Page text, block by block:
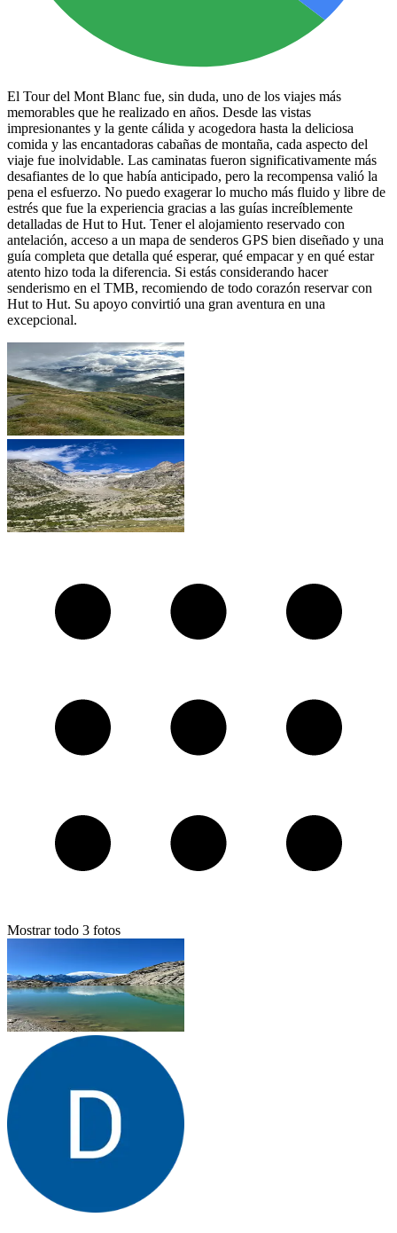
El Tour del Mont Blanc fue, sin duda, uno de los viajes más
memorables que he realizado en años. Desde las vistas
impresionantes y la gente cálida y acogedora hasta la deliciosa
comida y las encantadoras cabañas de montaña, cada aspecto del
viaje fue inolvidable. Las caminatas fueron significativamente más
desafiantes de lo que había anticipado, pero la recompensa valió la
pena el esfuerzo. No puedo exagerar lo mucho más fluido y libre de
estrés que fue la experiencia gracias a las guías increíblemente
detalladas de Hut to Hut. Tener el alojamiento reservado con
antelación, acceso a un mapa de senderos GPS bien diseñado y una
guía completa que detalla qué esperar, qué empacar y en qué estar
atento hizo toda la diferencia. Si estás considerando hacer
senderismo en el TMB, recomiendo de todo corazón reservar con
Hut to Hut. Su apoyo convirtió una gran aventura en una
excepcional.
Mostrar todo 3 fotos